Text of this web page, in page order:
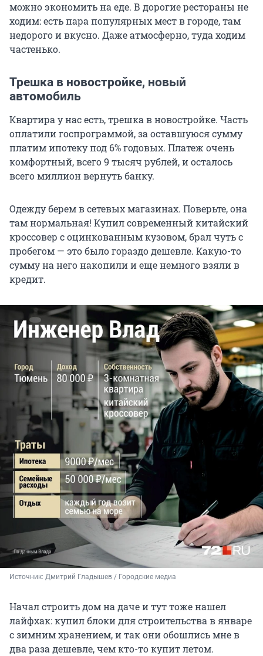
можно экономить на еде. В дорогие рестораны не
ходим: есть пара популярных мест в городе, там
недорого и вкусно. Даже атмосферно, туда ходим
частенько.
Трешка в новостройке, новый
автомобиль
Квартира у нас есть, трешка в новостройке. Часть
оплатили госпрограммой, за оставшуюся сумму
платим ипотеку под 6% годовых. Платеж очень
комфортный, всего 9 тысяч рублей, и осталось
всего миллион вернуть банку.
Одежду берем в сетевых магазинах. Поверьте, она
там нормальная! Купил современный китайский
кроссовер с оцинкованным кузовом, брал чуть с
пробегом — это было гораздо дешевле. Какую-то
сумму на него накопили и еще немного взяли в
кредит.
Источник: Дмитрий Гладышев / Городские медиа
Начал строить дом на даче и тут тоже нашел
лайфхак: купил блоки для строительства в январе
с зимним хранением, и так они обошлись мне в
два раза дешевле, чем кто-то купит летом.